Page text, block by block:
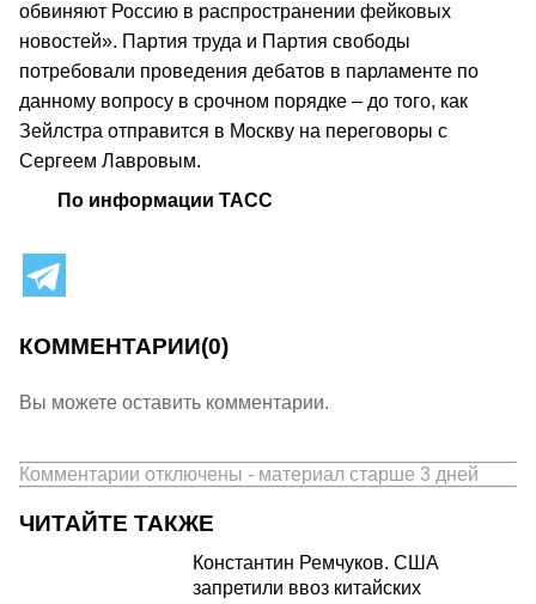
обвиняют Россию в распространении фейковых
новостей». Партия труда и Партия свободы
потребовали проведения дебатов в парламенте по
данному вопросу в срочном порядке – до того, как
Зейлстра отправится в Москву на переговоры с
Сергеем Лавровым.
По информации ТАСС
КОММЕНТАРИИ(0)
Вы можете оставить комментарии.
Комментарии отключены - материал старше 3 дней
ЧИТАЙТЕ ТАКЖЕ
Константин Ремчуков. США
запретили ввоз китайских